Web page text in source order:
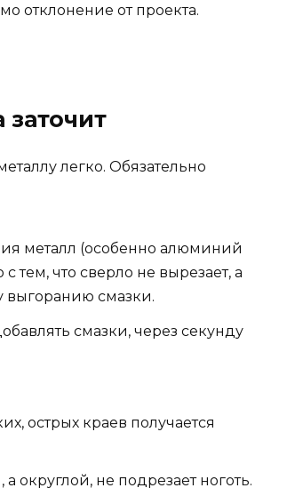
отклонение от проекта.
заточит
легко. Обязательно
металл (особенно алюминий
тем, что сверло не вырезает, а
выгоранию смазки.
смазки, через секунду
острых краев получается
округлой, не подрезает ноготь.